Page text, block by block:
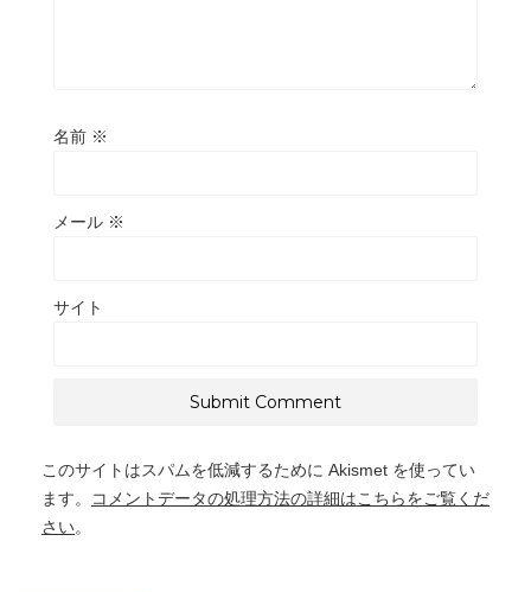
名前 ※
メール ※
サイト
このサイトはスパムを低減するために Akismet を使ってい
ます。
コメントデータの処理方法の詳細はこちらをご覧くだ
さい。